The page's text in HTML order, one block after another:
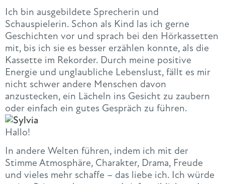
Ich bin ausgebildete Sprecherin und
Schauspielerin. Schon als Kind las ich gerne
Geschichten vor und sprach bei den Hörkassetten
mit, bis ich sie es besser erzählen konnte, als die
Kassette im Rekorder. Durch meine positive
Energie und unglaubliche Lebenslust, fällt es mir
nicht schwer andere Menschen davon
anzustecken, ein Lächeln ins Gesicht zu zaubern
oder einfach ein gutes Gespräch zu führen.
Hallo!
In andere Welten führen, indem ich mit der
Stimme Atmosphäre, Charakter, Drama, Freude
und vieles mehr schaffe – das liebe ich. Ich würde